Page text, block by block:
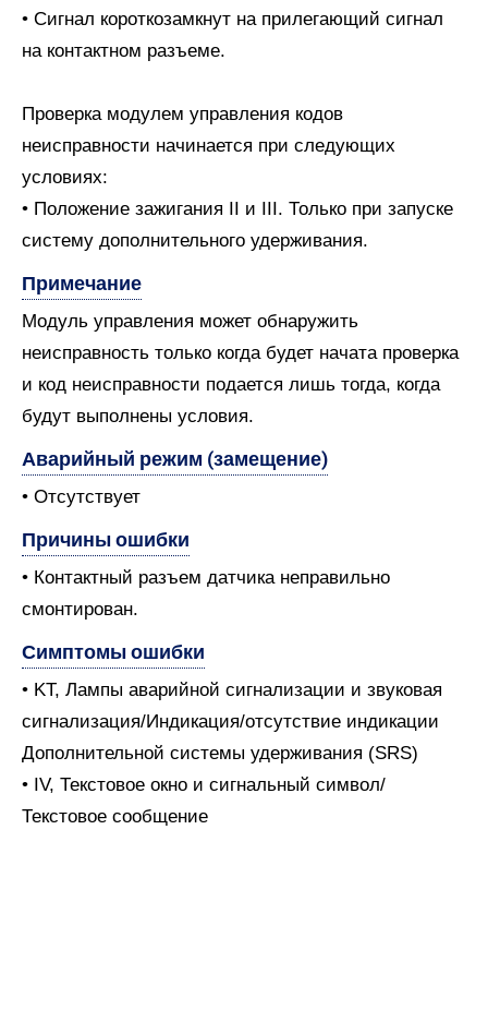
• Сигнал короткозамкнут на прилегающий сигнал
на контактном разъеме.
Проверка модулем управления кодов
неисправности начинается при следующих
условиях:
• Положение зажигания II и III. Только при запуске
систему дополнительного удерживания.
Примечание
Модуль управления может обнаружить
неисправность только когда будет начата проверка
и код неисправности подается лишь тогда, когда
будут выполнены условия.
Аварийный режим (замещение)
• Отсутствует
Причины ошибки
• Контактный разъем датчика неправильно
смонтирован.
Симптомы ошибки
• KT, Лампы аварийной сигнализации и звуковая
сигнализация/Индикация/отсутствие индикации
Дополнительной системы удерживания (SRS)
• IV, Текстовое окно и сигнальный символ/
Текстовое сообщение